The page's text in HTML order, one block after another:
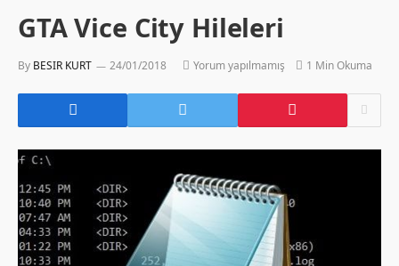
GTA Vice City Hileleri
By BESIR KURT 24/01/2018 Yorum yapılmamış 1 Min Okuma